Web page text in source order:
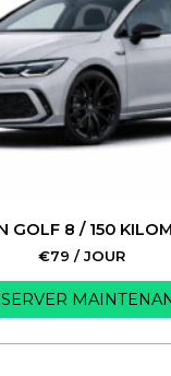
GOLF 8 / 150
€79 / JOUR